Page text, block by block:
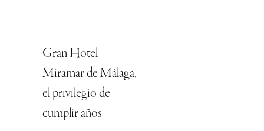
Gran Hotel
Miramar de Málaga,
el privilegio de
cumplir años